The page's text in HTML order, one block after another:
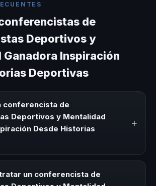
de
Deportivos y
Inspiración
Deportivas
conferencista de
Deportivos y Mentalidad
Desde Historias
+
Inspiración Desde Historias
experto que comparte conocimiento,
un conferencista de